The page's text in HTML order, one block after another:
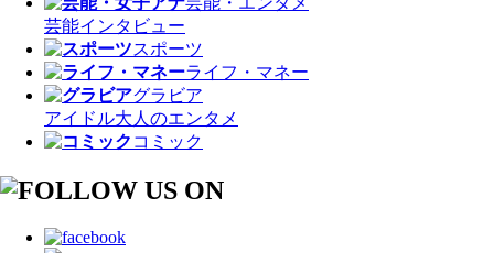
芸能インタビュー
スポーツ
ライフ・マネー
グラビア
アイドル大人のエンタメ
コミック